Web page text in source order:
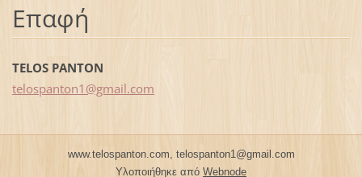
Επαφή
TELOS PANTON
telospanton1@gmail.com
www.telospanton.com, telospanton1@gmail.com
Υλοποιήθηκε από Webnode